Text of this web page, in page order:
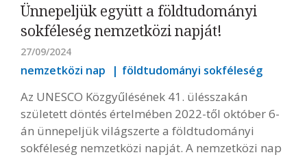
Ünnepeljük együtt a földtudományi
sokféleség nemzetközi napját!
27/09/2024
nemzetközi nap földtudományi sokféleség
Az UNESCO Közgyűlésének 41. ülésszakán
született döntés értelmében 2022-től október 6-
án ünnepeljük világszerte a földtudományi
sokféleség nemzetközi napját. A nemzetközi nap